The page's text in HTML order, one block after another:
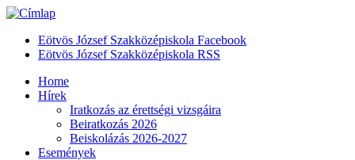
Eötvös József Szakközépiskola Facebook
Eötvös József Szakközépiskola RSS
Home
Hírek
Iratkozás az érettségi vizsgáira
Beiratkozás 2026
Beiskolázás 2026-2027
Események